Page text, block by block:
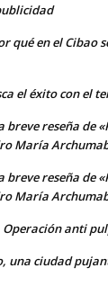
qué en el Cibao
el éxito con el
breve reseña de
María
breve reseña de
María
Operación anti
una ciudad